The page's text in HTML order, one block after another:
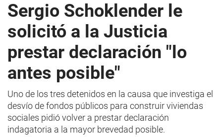
Sergio Schoklender le
solicitó a la Justicia
prestar declaración "lo
antes posible"
Uno de los tres detenidos en la causa que investiga el
desvío de fondos públicos para construir viviendas
sociales pidió volver a prestar declaración
indagatoria a la mayor brevedad posible.